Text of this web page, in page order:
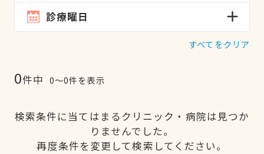
診療曜日
すべてをクリア
0件中 0〜0件を表示
検索条件に当てはまるクリニック・病院は見つか
りませんでした。
再度条件を変更して検索してください。